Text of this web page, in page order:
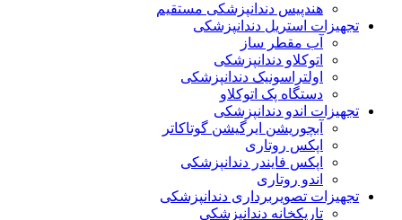
هندپیس دندانپزشکی مستقیم
تجهیزات استریل دندانپزشکی
آب مقطر ساز
اتوکلاو دندانپزشکی
اولتراسونیک دندانپزشکی
دستگاه پک اتوکلاو
تجهیزات اندو دندانپزشکی
آبچوریشن ایرگیشن گوتاکاتر
اپکس روتاری
اپکس فایندر دندانپزشکی
اندو روتاری
تجهیزات تصویربرداری دندانپزشکی
تاریکخانه دندانپزشکی